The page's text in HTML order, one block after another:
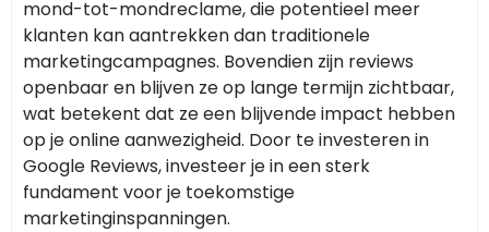
mond-tot-mondreclame, die potentieel meer
klanten kan aantrekken dan traditionele
marketingcampagnes. Bovendien zijn reviews
openbaar en blijven ze op lange termijn zichtbaar,
wat betekent dat ze een blijvende impact hebben
op je online aanwezigheid. Door te investeren in
Google Reviews, investeer je in een sterk
fundament voor je toekomstige
marketinginspanningen.